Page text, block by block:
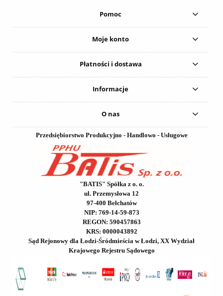
Pomoc
Moje konto
Płatności i dostawa
Informacje
O nas
Przedsiębiorstwo Produkcyjno - Handlowo - Usługowe
"BATIS" Spółka z o. o.
ul. Przemysłowa 12
97-400 Bełchatów
NIP: 769-14-59-873
REGON: 590457863
KRS: 0000043892
Sąd Rejonowy dla Łodzi-Śródmieścia w Łodzi, XX Wydział
Krajowego Rejestru Sądowego